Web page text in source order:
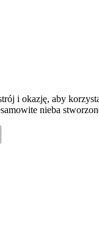
i okazję, aby
nieba